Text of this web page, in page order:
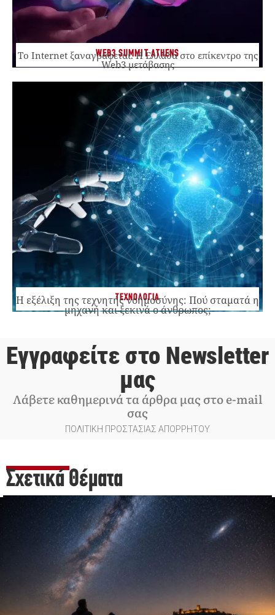
WEB3 SUMMIT ATHENS
Το Internet ξαναγράφεται. Η Ελλάδα στο επίκεντρο της
Web3 μετάβασης
ΤΕΧΝΟΛΟΓΙΑ
Η εξέλιξη της τεχνητής νοημοσύνης: Πού σταματά η
μηχανή και ξεκινά ο άνθρωπος;
Εγγραφείτε στο Newsletter
μας
Λάβετε καθημερινά τα άρθρα μας στο e-mail
σας
ΠΟΛΙΤΙΚΗ ΠΡΟΣΤΑΣΙΑΣ ΑΠΟΡΡΗΤΟΥ
Σχετικά Θέματα